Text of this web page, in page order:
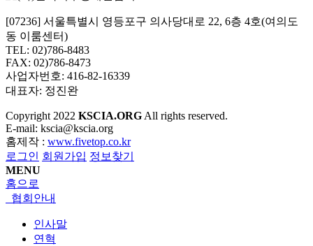
[07236] 서울특별시 영등포구 의사당대로 22, 6층 4호(여의도
동 이룸센터)
TEL: 02)786-8483
FAX: 02)786-8473
사업자번호: 416-82-16339
대표자: 정진완
Copyright 2022 KSCIA.ORG All rights reserved.
E-mail: kscia@kscia.org
홈제작 : www.fivetop.co.kr
로그인 회원가입 정보찾기
MENU
홈으로
협회안내
인사말
연혁